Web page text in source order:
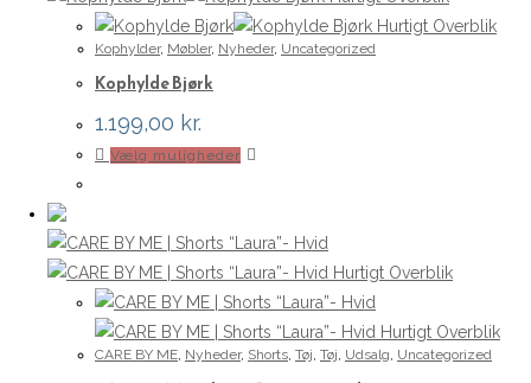
Hurtigt Overblik
Kophylder, Møbler, Nyheder, Uncategorized
Kophylde Bjørk
1.199,00 kr.
Vælg muligheder
flere
varianter.
Mulighederne
kan
vælges
Hurtigt Overblik
Hurtigt Overblik
CARE BY ME, Nyheder, Shorts, Tøj, Tøj, Udsalg, Uncategorized